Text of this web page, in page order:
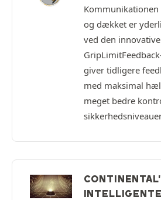
og dækket er
ved den innovative
giver tidligere
med maksimal
meget bedre